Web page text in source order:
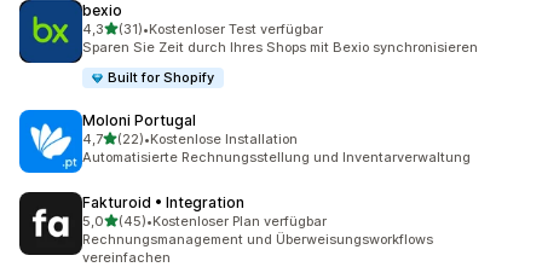
bexio
4,3von 5 Sternen
(31)
31 Rezensionen insgesamt
•Kostenloser Test verfügbar
Sparen Sie Zeit durch Ihres Shops mit Bexio synchronisieren
Built for Shopify
Moloni Portugal
4,7von 5 Sternen
(22)
22 Rezensionen insgesamt
•Kostenlose Installation
Automatisierte Rechnungsstellung und Inventarverwaltung
Fakturoid • Integration
5,0von 5 Sternen
(45)
45 Rezensionen insgesamt
•Kostenloser Plan verfügbar
Rechnungsmanagement und Überweisungsworkflows
vereinfachen